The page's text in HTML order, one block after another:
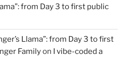
from Day 3 to first public
Llama”: from Day 3 to first
Familyon I vibe-coded a